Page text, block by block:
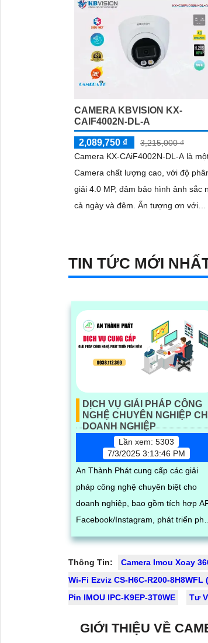
lượng cao
CAMERA KBVISION KX-
CAIF4002N-DL-A
2,089,750 ₫
3,215,000 ₫
Camera KX-CAiF4002N-DL-A là
Camera chất lượng cao, với độ
giải 4.0 MP, đảm bảo hình ảnh sắc
cả ngày và đêm. Ấn tượng ơn với
TIN TỨC MỚI
DỊCH VỤ GIẢI PHÁP CÔNG
NGHỆ CHUYÊN NGHIỆP
DOANH NGHIỆP
Lần xem: 5303
7/3/2025 3:13:46 PM
An Thành Phát cung cấp các giải
pháp công nghệ chuyên biệt cho
doanh nghiệp, bao gồm tích hợp
Facebook/Instagram, phát triển phần
mềm theo yêu cầu và tư vấn hệ
bên thứ ba xây dựng, vận hành và
mở rộng hệ thống trên nền tảng
mạng xã hội, giúp tối ưu hóa quy
hàng hiệu quả trong thời đại số
Thông Tin: Camera Imou Xoay
Wi-Fi Ezviz CS-H6C-R200-8H8WFL
Pin IMOU IPC-K9EP-3T0WE
Tư
GIỚI THIỆU VỀ